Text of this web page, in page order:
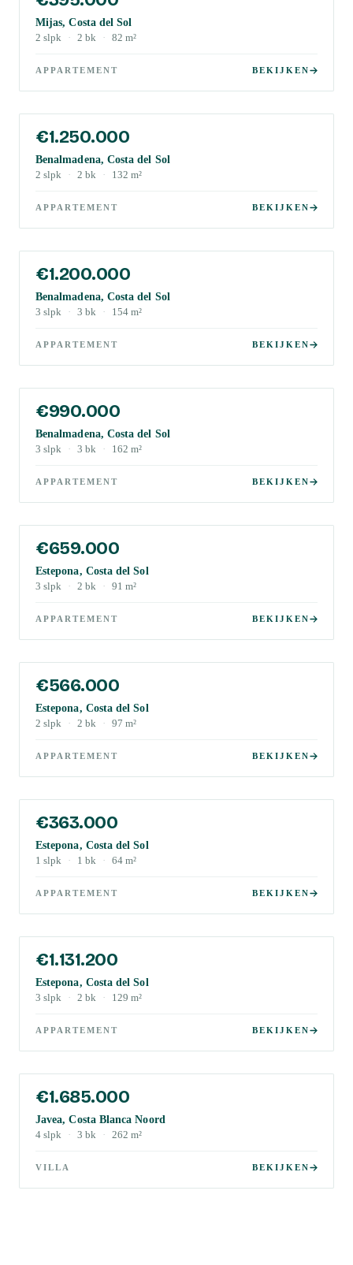
Mijas, Costa del Sol
2 slpk · 2 bk · 82 m²
APPARTEMENT BEKIJKEN
€1.250.000
Benalmadena, Costa del Sol
2 slpk · 2 bk · 132 m²
APPARTEMENT BEKIJKEN
€1.200.000
Benalmadena, Costa del Sol
3 slpk · 3 bk · 154 m²
APPARTEMENT BEKIJKEN
€990.000
Benalmadena, Costa del Sol
3 slpk · 3 bk · 162 m²
APPARTEMENT BEKIJKEN
€659.000
Estepona, Costa del Sol
3 slpk · 2 bk · 91 m²
APPARTEMENT BEKIJKEN
€566.000
Estepona, Costa del Sol
2 slpk · 2 bk · 97 m²
APPARTEMENT BEKIJKEN
€363.000
Estepona, Costa del Sol
1 slpk · 1 bk · 64 m²
APPARTEMENT BEKIJKEN
€1.131.200
Estepona, Costa del Sol
3 slpk · 2 bk · 129 m²
APPARTEMENT BEKIJKEN
€1.685.000
Javea, Costa Blanca Noord
4 slpk · 3 bk · 262 m²
VILLA BEKIJKEN